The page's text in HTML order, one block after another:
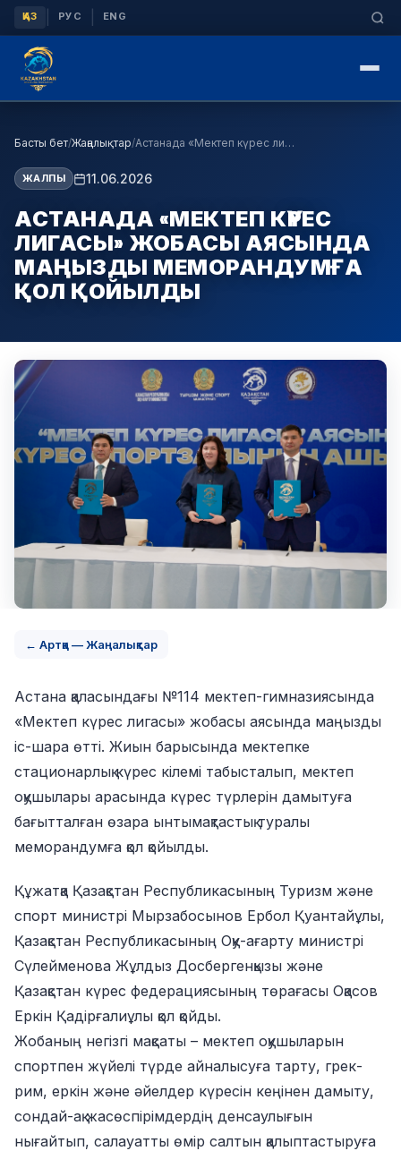
ҚАЗ РУС ENG
Басты бет/Жаңалықтар/ Астанада «Мектеп күрес лигасы» жобасы аясында маң…
ЖАЛПЫ 11.06.2026
АСТАНАДА «МЕКТЕП КҮРЕС
ЛИГАСЫ» ЖОБАСЫ АЯСЫНДА
МАҢЫЗДЫ МЕМОРАНДУМҒА
ҚОЛ ҚОЙЫЛДЫ
← Артқа — Жаңалықтар
Астана қаласындағы №114 мектеп-гимназиясында
«Мектеп күрес лигасы» жобасы аясында маңызды
іс-шара өтті. Жиын барысында мектепке
стационарлық күрес кілемі табысталып, мектеп
оқушылары арасында күрес түрлерін дамытуға
бағытталған өзара ынтымақтастық туралы
меморандумға қол қойылды.
Құжатқа Қазақстан Республикасының Туризм және
спорт министрі Мырзабосынов Ербол Қуантайұлы,
Қазақстан Республикасының Оқу-ағарту министрі
Сүлейменова Жұлдыз Досбергенқызы және
Қазақстан күрес федерациясының төрағасы Оқасов
Еркін Қадірғалиұлы қол қойды.
Жобаның негізгі мақсаты – мектеп оқушыларын
спортпен жүйелі түрде айналысуға тарту, грек-
рим, еркін және әйелдер күресін кеңінен дамыту,
сондай-ақ жасөспірімдердің денсаулығын
нығайтып, салауатты өмір салтын қалыптастыруға